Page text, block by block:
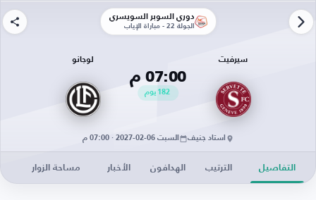
دوري السوبر السويسري
الجولة 22 - مباراة الإياب
سيرفيت
07:00 م
182 يوم
لوجانو
استاد جنيف السبت 06-02-2027 · 07:00 م
التفاصيل الترتيب الهدافون الأخبار مساحة الزوار